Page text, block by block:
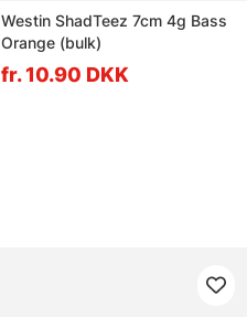
Westin ShadTeez 7cm 4g Bass
Orange (bulk)
fr. 10.90 DKK